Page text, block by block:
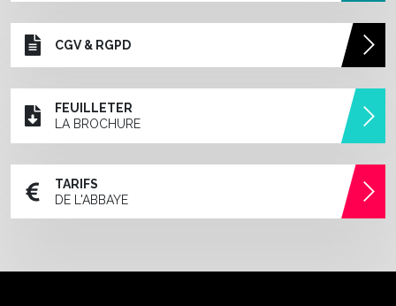
CGV & RGPD
FEUILLETER
LA BROCHURE
TARIFS
DE L'ABBAYE